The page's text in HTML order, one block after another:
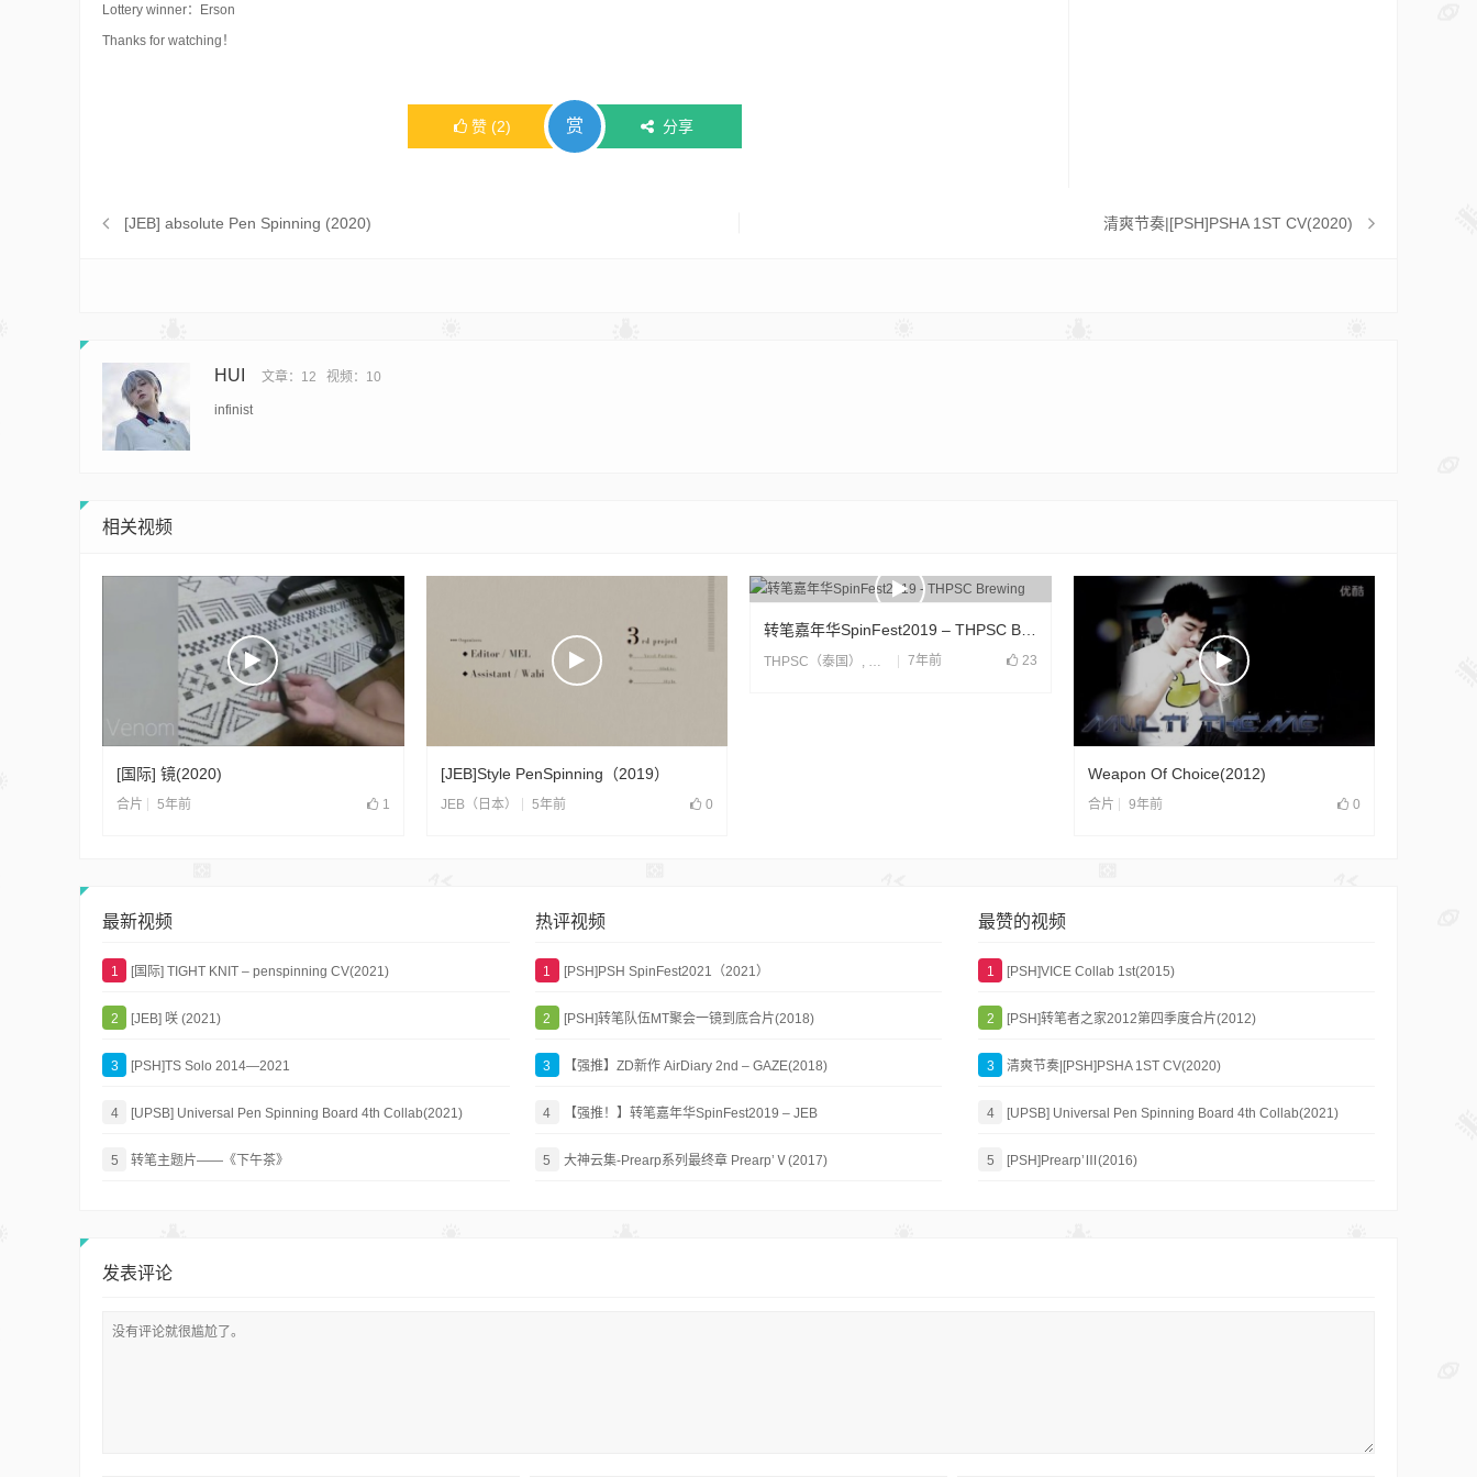
Lottery winner：Erson
Thanks for watching！
赞 (2) 赏 分享
[JEB] absolute Pen Spinning (2020) 清爽节奏|[PSH]PSHA 1ST CV(2020)
HUI 文章：12 视频：10
infinist
相关视频
[国际] 镜(2020)
合片 5年前 1
[JEB]Style PenSpinning（2019）
JEB（日本） 5年前 0
THPSC（泰国） , 合片 7年前 23
Weapon Of Choice(2012)
合片 9年前 0
最新视频
1 [国际] TIGHT KNIT – penspinning CV(2021)
2 [JEB] 咲 (2021)
3 [PSH]TS Solo 2014—2021
4 [UPSB] Universal Pen Spinning Board 4th Collab(2021)
5 转笔主题片——《下午茶》
热评视频
1 [PSH]PSH SpinFest2021（2021）
2 [PSH]转笔队伍MT聚会一镜到底合片(2018)
3 【强推】ZD新作 AirDiary 2nd – GAZE(2018)
4 【强推！】转笔嘉年华SpinFest2019 – JEB
5 大神云集-Prearp系列最终章 Prearp’Ⅴ(2017)
最赞的视频
1 [PSH]VICE Collab 1st(2015)
2 [PSH]转笔者之家2012第四季度合片(2012)
3 清爽节奏|[PSH]PSHA 1ST CV(2020)
4 [UPSB] Universal Pen Spinning Board 4th Collab(2021)
5 [PSH]Prearp’Ⅲ(2016)
发表评论